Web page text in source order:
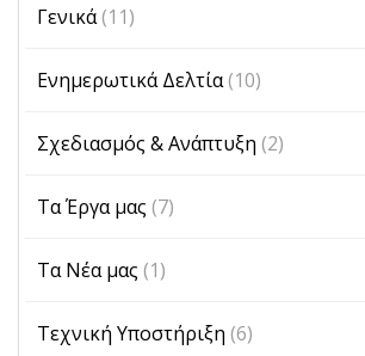
Γενικά(11)
Ενημερωτικά Δελτία(10)
Σχεδιασμός & Ανάπτυξη (2)
Τα Έργα μας (7)
Τα Νέα μας (1)
Τεχνική Υποστήριξη (6)